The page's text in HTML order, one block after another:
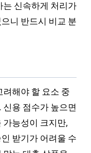
는 신속하게 처리가
니 반드시 비교 분
려해야 할 요소 중
용 점수가 높으면
가능성이 크지만,
받기가 어려울 수